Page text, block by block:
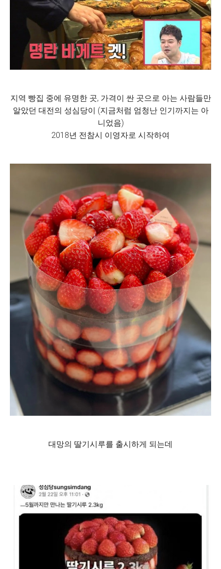
지역 빵집 중에 유명한 곳, 가격이 싼 곳으로 아는 사람들만
알았던 대전의 성심당이 (지금처럼 엄청난 인기까지는 아
니었음)
2018년 전참시 이영자로 시작하여
대망의 딸기시루를 출시하게 되는데